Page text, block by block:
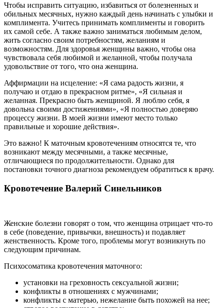
Чтобы исправить ситуацию, избавиться от болезненных и
обильных месячных, нужно каждый день начинать с улыбки и
комплимента. Учитесь принимать комплименты и говорить
их самой себе. А также важно заниматься любимым делом,
жить согласно своим потребностям, желаниям и
возможностям. Для здоровья женщины важно, чтобы она
чувствовала себя любимой и желанной, чтобы получала
удовольствие от того, что она женщина.
Аффирмации на исцеление: «Я сама радость жизни, я
получаю и отдаю в прекрасном ритме», «Я сильная и
желанная. Прекрасно быть женщиной. Я люблю себя, я
довольна своими достижениями», «Я полностью доверяю
процессу жизни. В моей жизни имеют место только
правильные и хорошие действия».
Это важно! К маточным кровотечениям относятся те, что
возникают между месячными, а также месячные,
отличающиеся по продолжительности. Однако для
постановки точного диагноза рекомендуем обратиться к врачу.
Кровотечение Валерий Синельников
Женские болезни говорят о том, что женщина отрицает что-то
в себе (поведение, привычки, внешность) и подавляет
женственность. Кроме того, проблемы могут возникнуть по
следующим причинам.
Психосоматика кровотечения маточного:
установки на греховность сексуальной жизни;
конфликты в отношениях с мужчинами;
конфликты с матерью, нежелание быть похожей на нее;